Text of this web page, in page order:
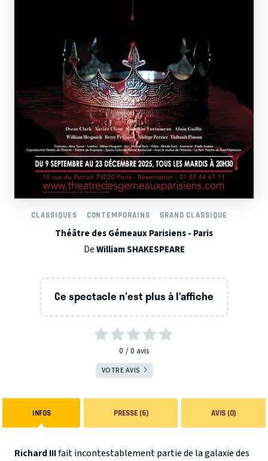
CLASSIQUES CONTEMPORAINS GRAND CLASSIQUE
Théâtre des Gémeaux Parisiens - Paris
DeWilliam SHAKESPEARE
Ce spectacle n'est plus à l’affiche
0 0 avis
VOTRE AVIS
INFOS PRESSE (6) AVIS (0)
Richard IIIfait incontestablement partie de la galaxie des